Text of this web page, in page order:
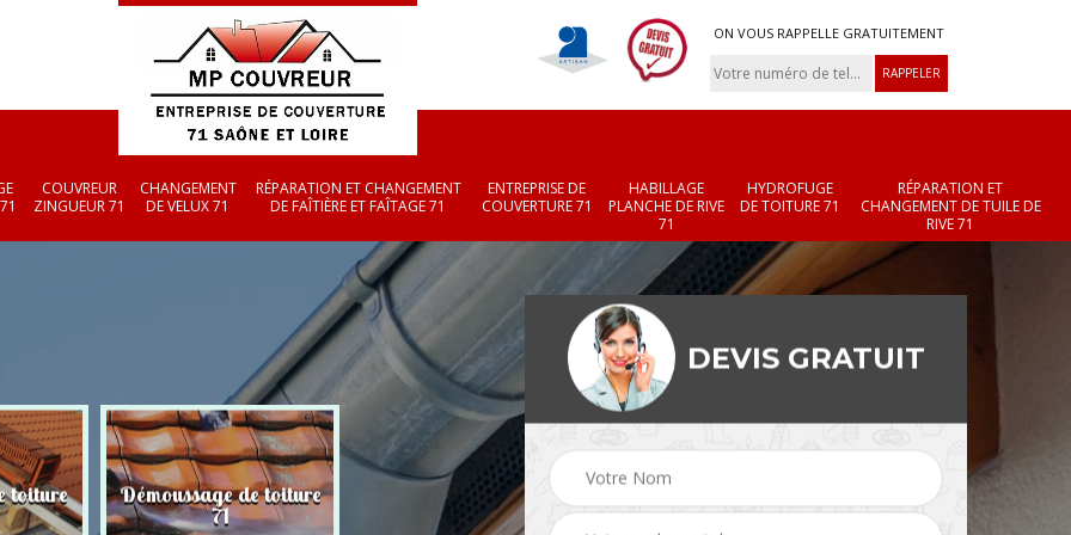
ON VOUS RAPPELLE GRATUITEMENT
COUVREUR
ZINGUEUR 71
CHANGEMENT
DE VELUX 71
RÉPARATION ET CHANGEMENT
DE FAÎTIÈRE ET FAÎTAGE 71
ENTREPRISE DE
COUVERTURE 71
HABILLAGE
PLANCHE DE RIVE
71
HYDROFUGE
DE TOITURE 71
RÉPARATION ET
CHANGEMENT DE TUILE DE
RIVE 71
toiture Démoussage de toiture
71 Couvreur zingueur 71 Changement de velux
71
Réparation et
changement de
et faîtage 71
DEVIS GRATUIT